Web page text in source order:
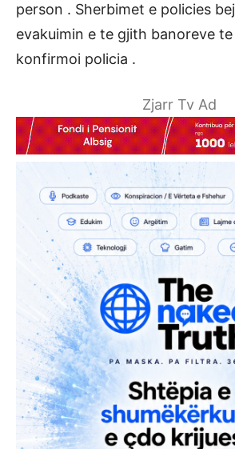
person . Sherbimet e policies
evakuimin e te gjith banoreve te
konfirmoi policia .
Zjarr Tv Ad